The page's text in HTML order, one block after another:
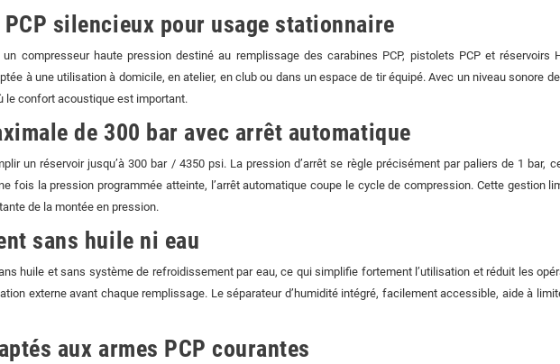
silencieux pour usage stationnaire
un compresseur haute pression destiné au remplissage des carabines PCP, pistolets PCP et
à une utilisation à domicile, en atelier, en club ou dans un espace de tir équipé. Avec un niveau sonore
le confort acoustique est important.
de 300 bar avec arrêt automatique
un réservoir jusqu’à 300 bar / 4350 psi. La pression d’arrêt se règle précisément par paliers de 1 bar,
fois la pression programmée atteinte, l’arrêt automatique coupe le cycle de compression. Cette gestion
de la montée en pression.
sans huile ni eau
huile et sans système de refroidissement par eau, ce qui simplifie fortement l’utilisation et réduit les
externe avant chaque remplissage. Le séparateur d’humidité intégré, facilement accessible, aide à
aux armes PCP courantes